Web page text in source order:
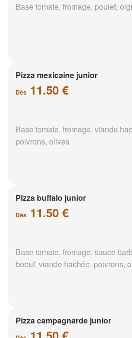
Base tomate, fromage, poulet,
Pizza mexicaine junior
Dès 11.50 €
Base tomate, fromage, viande
poivrons, olives
Pizza buffalo junior
Dès 11.50 €
Base tomate, fromage, sauce
boeuf, viande hachée, poivrons,
Pizza campagnarde junior